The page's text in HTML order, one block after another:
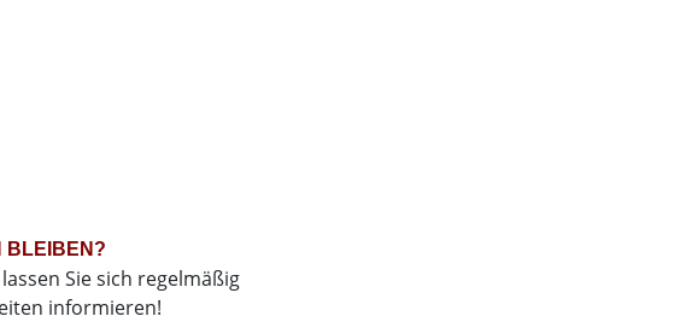
BLEIBEN?
Sie sich regelmäßig
informieren!